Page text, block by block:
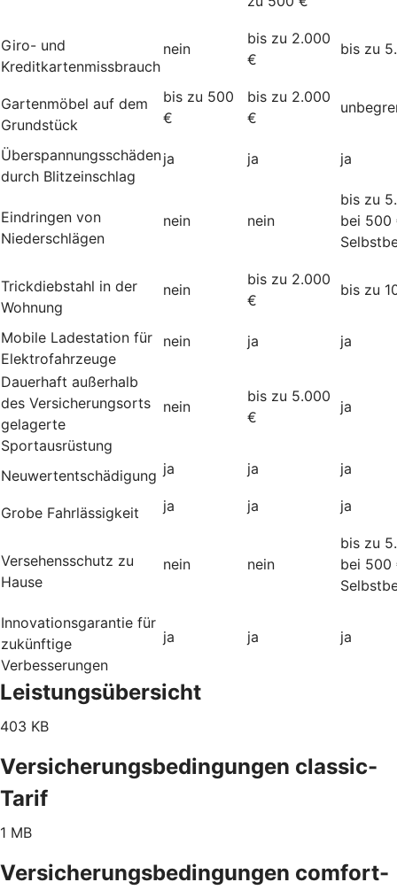
Giro- und
Kreditkartenmissbrauch
nein
bis zu 2.000
€
bis zu
Gartenmöbel auf dem
Grundstück
bis zu 500
€
bis zu 2.000
€
Überspannungsschäden
durch Blitzeinschlag
ja ja ja
Eindringen von
Niederschlägen
nein nein
bis zu
bei 500
Trickdiebstahl in der
Wohnung
nein
bis zu 2.000
€
bis zu
Mobile Ladestation für
Elektrofahrzeuge
nein ja ja
Dauerhaft außerhalb
des Versicherungsorts
gelagerte
Sportausrüstung
nein
bis zu 5.000
€
ja
Neuwertentschädigung ja ja ja
Grobe Fahrlässigkeit ja ja ja
Versehensschutz zu
Hause
nein nein
bis zu
bei 500
Innovationsgarantie für
zukünftige
Verbesserungen
ja ja ja
Leistungsübersicht
403 KB
Versicherungsbedingungen classic-
Tarif
1 MB
Versicherungsbedingungen comfort-